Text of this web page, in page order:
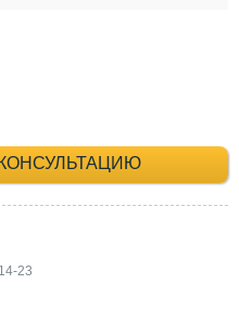
(495) 660-35-
23